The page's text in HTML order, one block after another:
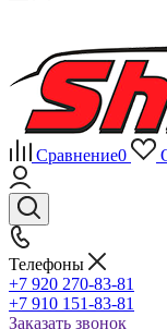
Сравнение0
Телефоны
+7 920 270-83-81
+7 910 151-83-81
Заказать звонок